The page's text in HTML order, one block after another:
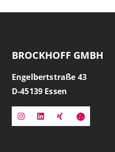
BROCKHOFF GMBH
Engelbertstraße 43
D-45139 Essen